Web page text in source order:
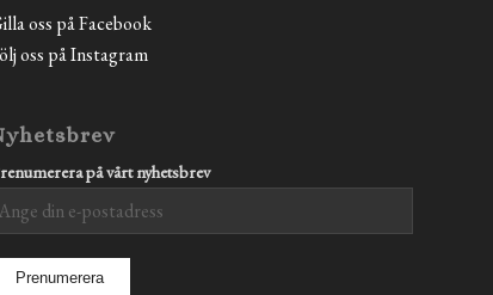
oss på Facebook
oss på Instagram
på vårt nyhetsbrev